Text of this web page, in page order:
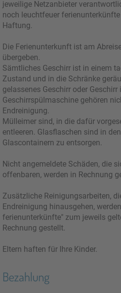
jeweilige Netzanbieter
noch leuchtfeuer
Haftung.
Die Ferienunterkunft ist am
übergeben.
Sämtliches Geschirr ist in einem
Zustand und in die Schränke
gelassenes Geschirr oder Geschirr
Geschirrspülmaschine gehören
Endreinigung.
Mülleimer sind, in die dafür
entleeren. Glasflaschen sind in
Glascontainern zu entsorgen.
Nicht angemeldete Schäden, die
offenbaren, werden in Rechnung
Zusätzliche Reinigungsarbeiten,
Endreinigung hinausgehen,
ferienunterkünfte" zum jeweils
Rechnung gestellt.
Eltern haften für Ihre Kinder.
Bezahlung